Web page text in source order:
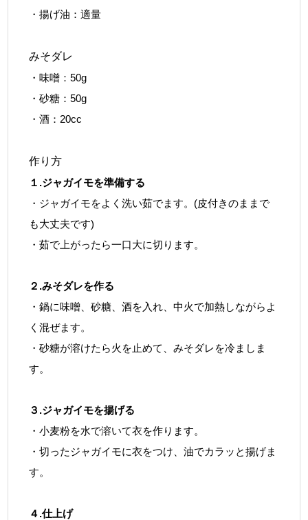
・揚げ油：適量
みそダレ
・味噌：50g
・砂糖：50g
・酒：20cc
作り方
１.ジャガイモを準備する
・ジャガイモをよく洗い茹でます。(皮付きのままで
も大丈夫です)
・茹で上がったら一口大に切ります。
２.みそダレを作る
・鍋に味噌、砂糖、酒を入れ、中火で加熱しながらよ
く混ぜます。
・砂糖が溶けたら火を止めて、みそダレを冷ましま
す。
３.ジャガイモを揚げる
・小麦粉を水で溶いて衣を作ります。
・切ったジャガイモに衣をつけ、油でカラッと揚げま
す。
４.仕上げ